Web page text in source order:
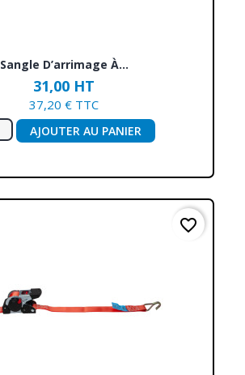
Sangle D’arrimage À...
31,00 HT
37,20 € TTC
AJOUTER AU PANIER
favorite_border